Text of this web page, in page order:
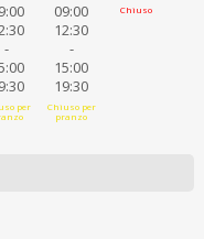
-
per
09:00
12:30
-
15:00
19:30
Chiuso per
pranzo
Chiuso